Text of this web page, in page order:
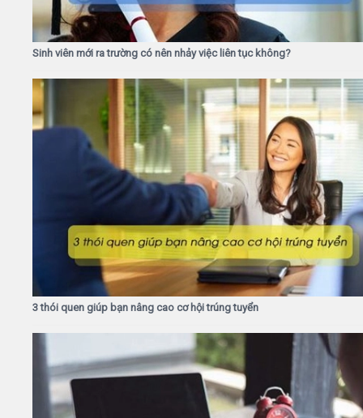
Sinh viên mới ra trường có nên nhảy việc liên tục không?
3 thói quen giúp bạn nâng cao cơ hội trúng tuyển